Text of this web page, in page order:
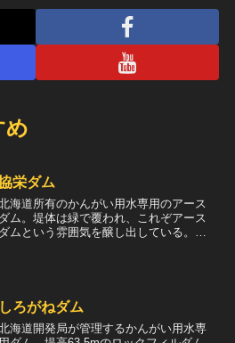
め
栄ダム
海道所有のかんがい用水専用のアース
ダム。堤体は緑で覆われ、これぞアース
ダムという雰囲気を醸し出している。天
しろがねダム
海道開発局が管理するかんがい用水専